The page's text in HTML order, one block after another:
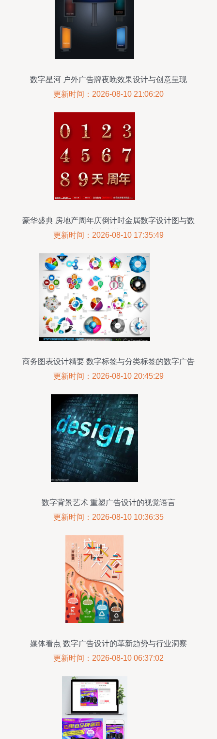
数字星河 户外广告牌夜晚效果设计与创意呈现
更新时间：2026-08-10 21:06:20
豪华盛典 房地产周年庆倒计时金属数字设计图与数
字广告艺术
更新时间：2026-08-10 17:35:49
商务图表设计精要 数字标签与分类标签的数字广告
应用
更新时间：2026-08-10 20:45:29
数字背景艺术 重塑广告设计的视觉语言
更新时间：2026-08-10 10:36:35
媒体看点 数字广告设计的革新趋势与行业洞察
更新时间：2026-08-10 06:37:02